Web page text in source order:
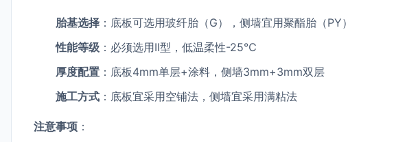
胎基选择 ：底板可选用玻纤胎（G），侧墙宜用聚酯胎（PY）
性能等级 ：必须选用II型，低温柔性-25℃
厚度配置 ：底板4mm单层+涂料，侧墙3mm+3mm双层
施工方式 ：底板宜采用空铺法，侧墙宜采用满粘法
注意事项 ：